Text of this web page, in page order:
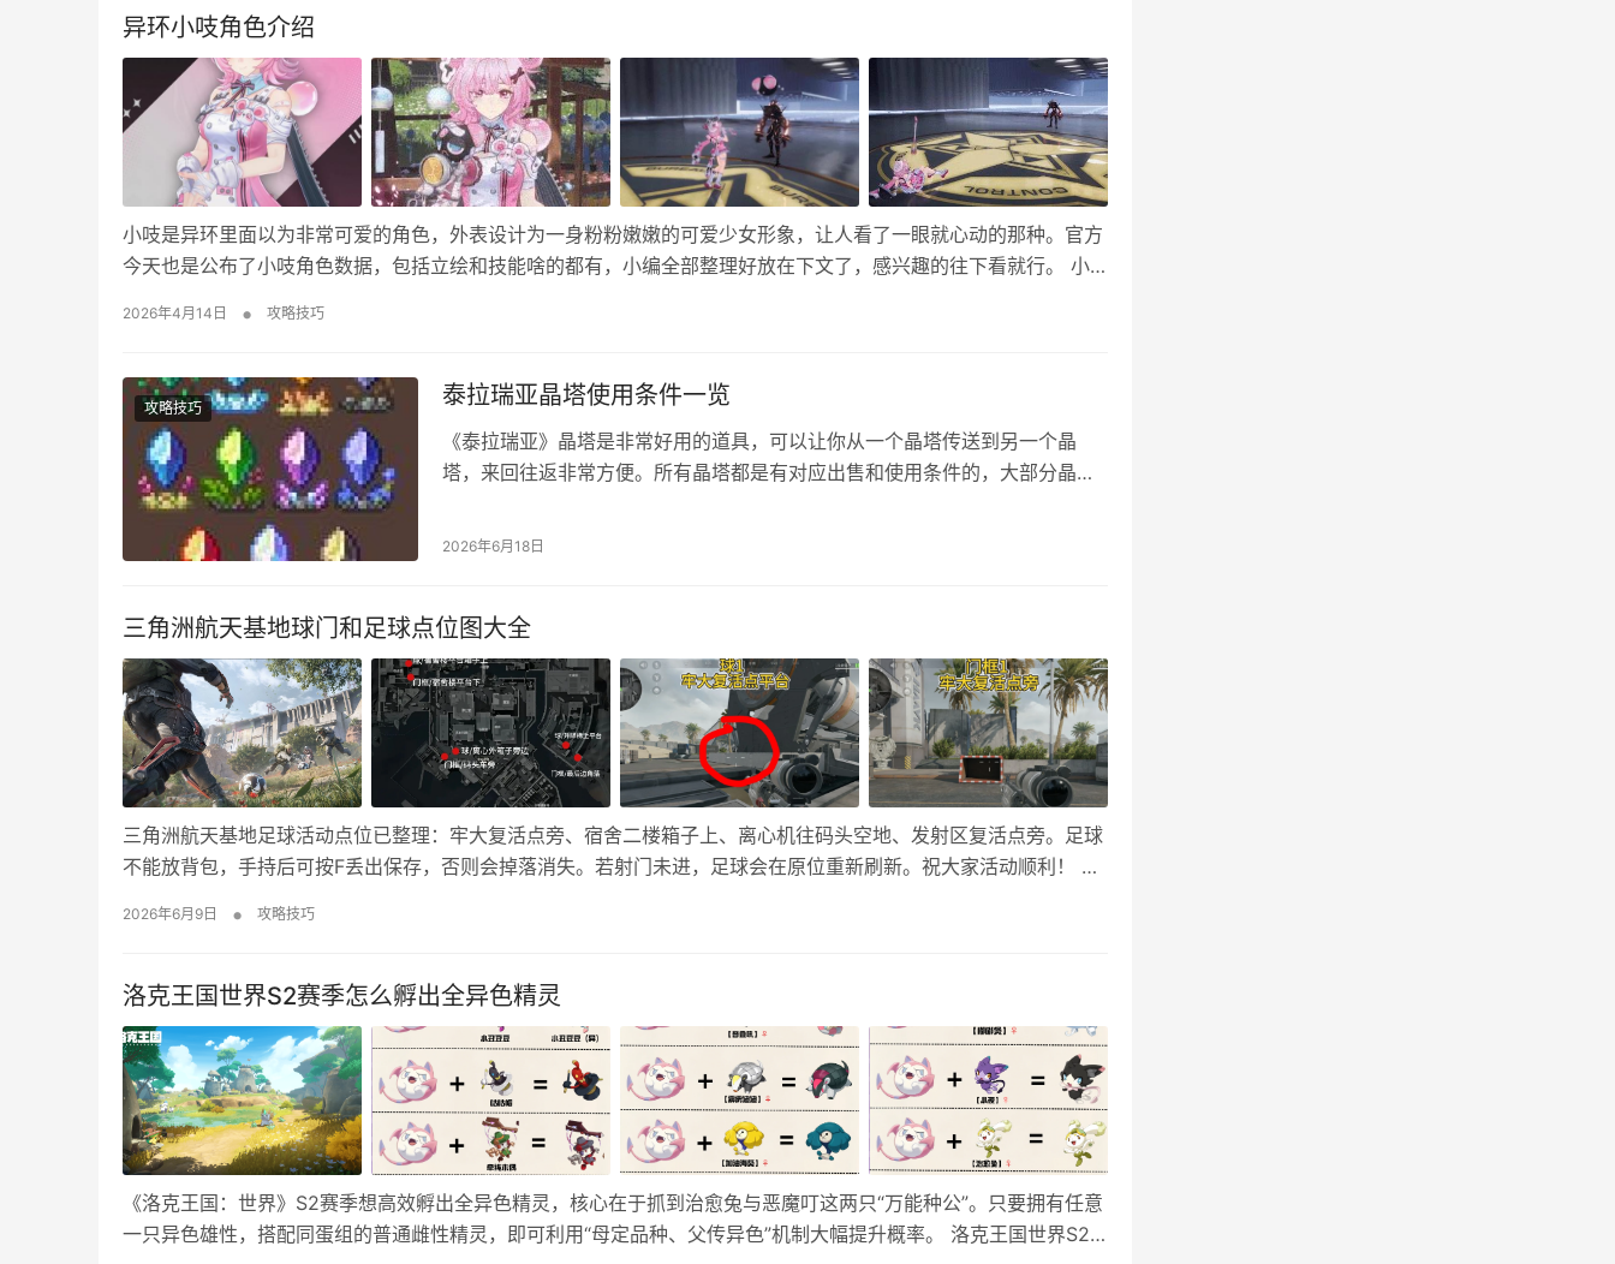
异环小吱角色介绍
小吱是异环里面以为非常可爱的角色，外表设计为一身粉粉嫩嫩的可爱少女形象，让人看了一眼就心动的那种。官方
今天也是公布了小吱角色数据，包括立绘和技能啥的都有，小编全部整理好放在下文了，感兴趣的往下看就行。 小
2026年4月14日 • 攻略技巧
攻略技巧 泰拉瑞亚晶塔使用条件一览
《泰拉瑞亚》晶塔是非常好用的道具，可以让你从一个晶塔传送到另一个晶
塔，来回往返非常方便。所有晶塔都是有对应出售和使用条件的，大部分晶塔
件。 泰拉瑞亚晶塔使用条件大全 一、森林晶塔 高于地表层，且不处于其他任
2026年6月18日
三角洲航天基地球门和足球点位图大全
三角洲航天基地足球活动点位已整理：牢大复活点旁、宿舍二楼箱子上、离心机往码头空地、发射区复活点旁。足球
不能放背包，手持后可按F丢出保存，否则会掉落消失。若射门未进，足球会在原位重新刷新。祝大家活动顺利！ 三
箱子上 门框2：宿舍楼平台负一层 足球3：码…
2026年6月9日 • 攻略技巧
洛克王国世界S2赛季怎么孵出全异色精灵
《洛克王国：世界》S2赛季想高效孵出全异色精灵，核心在于抓到治愈兔与恶魔叮这两只“万能种公”。只要拥有任意
一只异色雄性，搭配同蛋组的普通雌性精灵，即可利用“母定品种、父传异色”机制大幅提升概率。 洛克王国世界S2